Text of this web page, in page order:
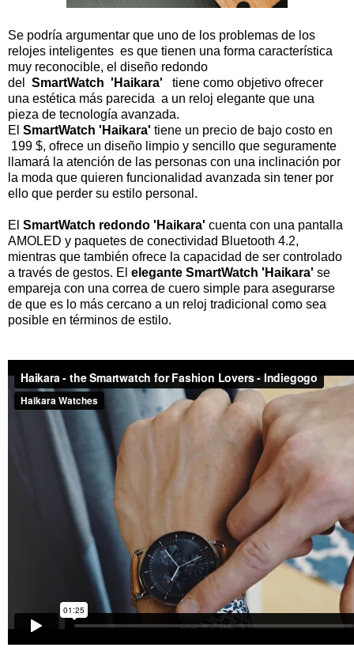
Se podría argumentar que uno de los problemas de los
relojes inteligentes es que tienen una forma característica
muy reconocible, el diseño redondo
del
SmartWatch 'Haikara' tiene como objetivo ofrecer
una estética más parecida a un reloj elegante que una
pieza de tecnología avanzada.
El SmartWatch 'Haikara' tiene un precio de bajo costo en
199 $, ofrece un diseño limpio y sencillo que seguramente
llamará la atención de las personas con una inclinación por
la moda que quieren funcionalidad avanzada sin tener por
ello que perder su estilo personal.
El SmartWatch redondo 'Haikara' cuenta con una pantalla
AMOLED y paquetes de conectividad Bluetooth 4.2,
mientras que también ofrece la capacidad de ser controlado
a través de gestos. El elegante SmartWatch 'Haikara' se
empareja con una correa de cuero simple para asegurarse
de que es lo más cercano a un reloj tradicional como sea
posible en términos de estilo.